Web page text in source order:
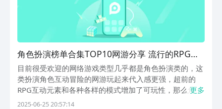
角色扮演榜单合集TOP10网游分享 流行的RPG网
络游戏有哪几款2025
目前很受欢迎的网络游戏类型几乎都是角色扮演类的，这
类扮演角色互动冒险的网游玩起来代入感更强，超前的
RPG互动元素和各种各样的模式增加了可玩性，那么角色
扮演排行榜前十名网络游戏推荐哪个好?小编今天推荐的
更多
2025-06-25 20:57:14